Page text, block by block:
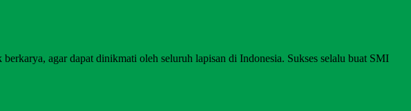
agar dapat dinikmati oleh seluruh lapisan di Indonesia. Sukses selalu buat SMI